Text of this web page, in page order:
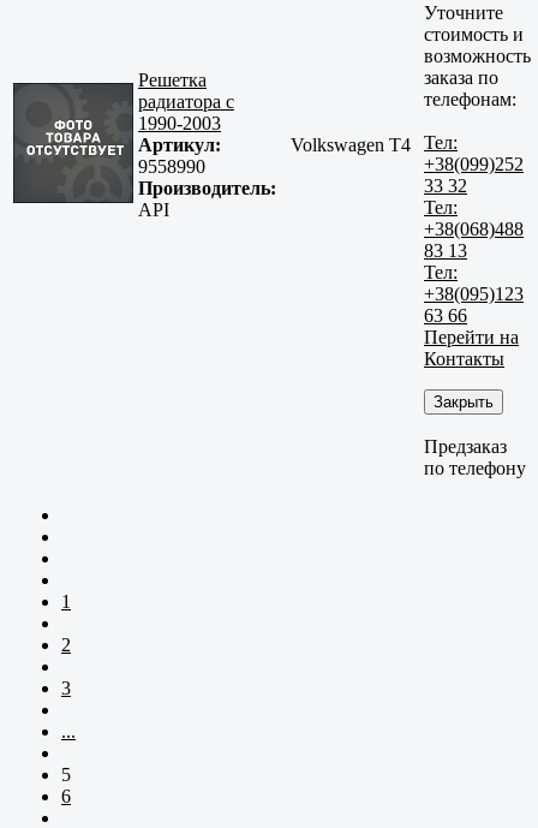
Решетка
радиатора с
1990-2003
Артикул:
9558990
Производитель:
API
Volkswagen T4
Уточните
стоимость и
возможность
заказа по
телефонам:
Тел:
+38(099)252
33 32
Тел:
+38(068)488
83 13
Тел:
+38(095)123
63 66
Перейти на
Контакты
Закрыть
Предзаказ
по телефону
1
2
3
...
5
6